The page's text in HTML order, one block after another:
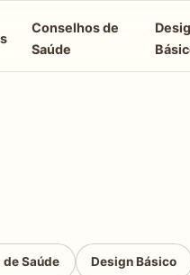
Conselhos de
Saúde
Saúde Design Básico